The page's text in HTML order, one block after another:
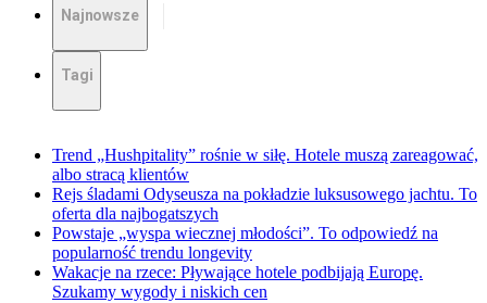
Najnowsze
Tagi
Trend „Hushpitality” rośnie w siłę. Hotele muszą zareagować,
albo stracą klientów
Rejs śladami Odyseusza na pokładzie luksusowego jachtu. To
oferta dla najbogatszych
Powstaje „wyspa wiecznej młodości”. To odpowiedź na
popularność trendu longevity
Wakacje na rzece: Pływające hotele podbijają Europę.
Szukamy wygody i niskich cen